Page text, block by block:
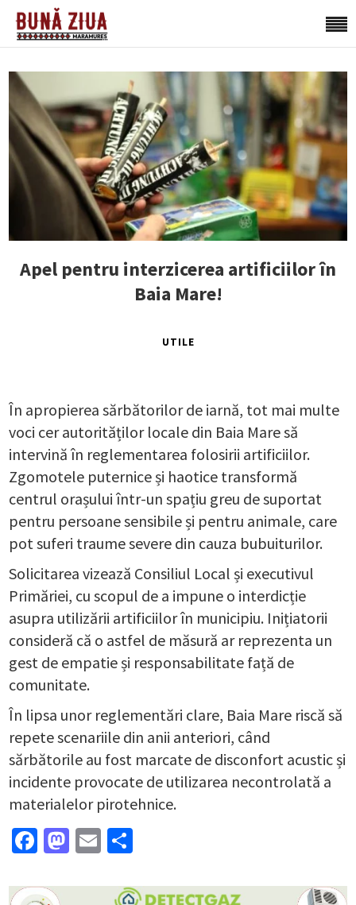
Apel pentru interzicerea artificiilor în
Baia Mare!
UTILE
În apropierea sărbătorilor de iarnă, tot mai multe
voci cer autorităților locale din Baia Mare să
intervină în reglementarea folosirii artificiilor.
Zgomotele puternice și haotice transformă
centrul orașului într-un spațiu greu de suportat
pentru persoane sensibile și pentru animale, care
pot suferi traume severe din cauza bubuiturilor.
Solicitarea vizează Consiliul Local și executivul
Primăriei, cu scopul de a impune o interdicție
asupra utilizării artificiilor în municipiu. Inițiatorii
consideră că o astfel de măsură ar reprezenta un
gest de empatie și responsabilitate față de
comunitate.
În lipsa unor reglementări clare, Baia Mare riscă să
repete scenariile din anii anteriori, când
sărbătorile au fost marcate de disconfort acustic și
incidente provocate de utilizarea necontrolată a
materialelor pirotehnice.
Facebook
Mastodon
Email